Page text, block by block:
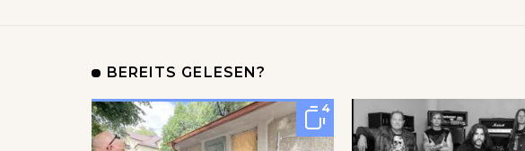
BEREITS GELESEN?
4